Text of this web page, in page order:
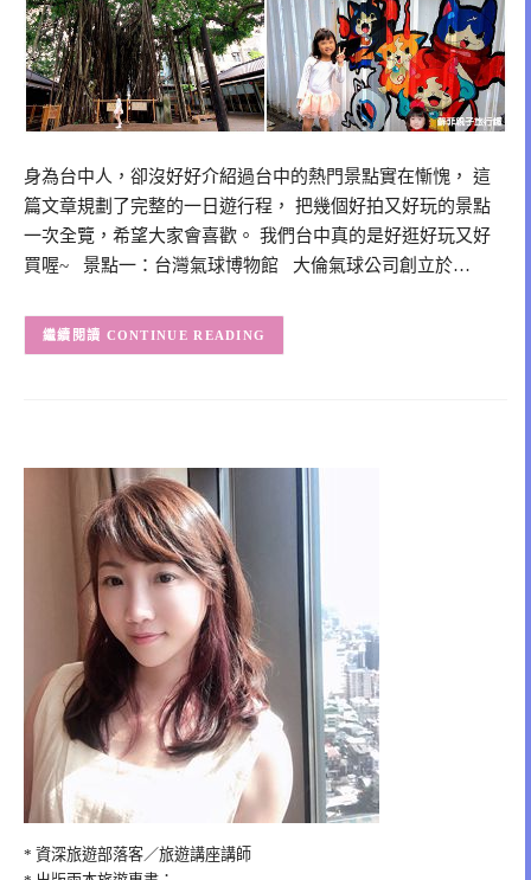
身為台中人，卻沒好好介紹過台中的熱門景點實在慚愧， 這
篇文章規劃了完整的一日遊行程， 把幾個好拍又好玩的景點
一次全覽，希望大家會喜歡。 我們台中真的是好逛好玩又好
買喔~ 景點一：台灣氣球博物館 大倫氣球公司創立於…
CONTINUE READING
* 資深旅遊部落客／旅遊講座講師